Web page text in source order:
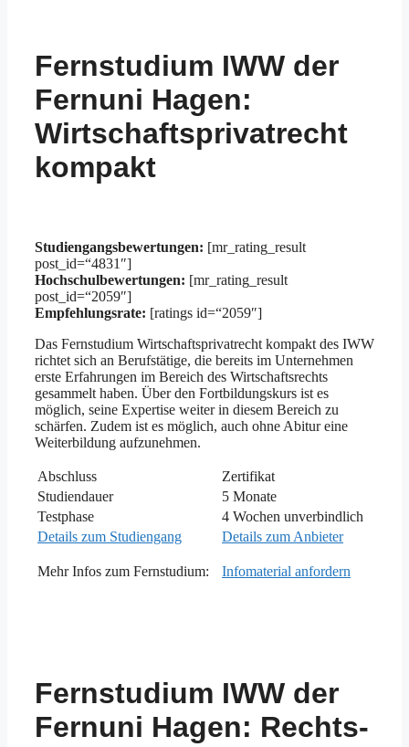
Fernstudium IWW der
Fernuni Hagen:
Wirtschaftsprivatrecht
kompakt
Studiengangsbewertungen: [mr_rating_result
post_id=“4831″]
Hochschulbewertungen: [mr_rating_result
post_id=“2059″]
Empfehlungsrate: [ratings id=“2059″]
Das Fernstudium Wirtschaftsprivatrecht kompakt des IWW
richtet sich an Berufstätige, die bereits im Unternehmen
erste Erfahrungen im Bereich des Wirtschaftsrechts
gesammelt haben. Über den Fortbildungskurs ist es
möglich, seine Expertise weiter in diesem Bereich zu
schärfen. Zudem ist es möglich, auch ohne Abitur eine
Weiterbildung aufzunehmen.
Abschluss
Zertifikat
Studiendauer
5 Monate
Testphase
4 Wochen unverbindlich
Details zum Studiengang
Details zum Anbieter
Mehr Infos zum Fernstudium: Infomaterial anfordern
Fernstudium IWW der
Fernuni Hagen: Rechts-